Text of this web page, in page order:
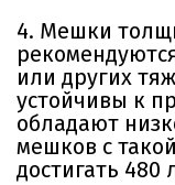
4. Мешки
или других
устойчивы к
обладают
мешков с
достигать 480